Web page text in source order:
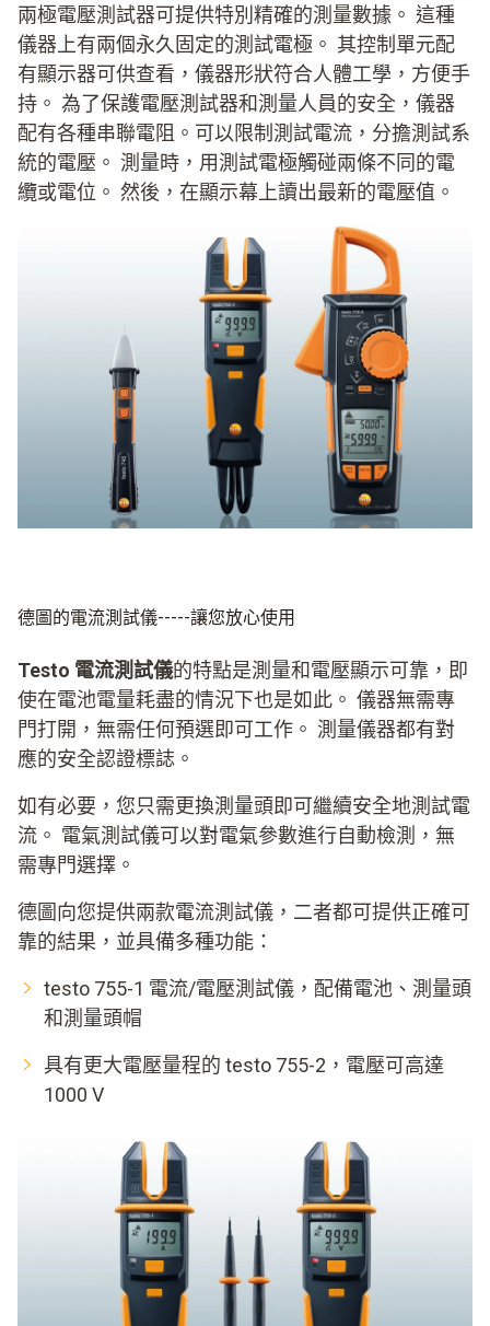
類似于螺絲刀的單極電壓測試儀
雙極相位測試儀，配有兩個連接在一起的測量頭
鉗形表作為非接觸式相位測試儀
兩極電壓測試器可提供特別精確的測量數據。 這種
儀器上有兩個永久固定的測試電極。 其控制單元配
有顯示器可供查看，儀器形狀符合人體工學，方便手
持。 為了保護電壓測試器和測量人員的安全，儀器
配有各種串聯電阻。可以限制測試電流，分擔測試系
統的電壓。 測量時，用測試電極觸碰兩條不同的電
纜或電位。 然後，在顯示幕上讀出最新的電壓值。
德圖的電流測試儀-----讓您放心使用
Testo 電流測試儀的特點是測量和電壓顯示可靠，即
使在電池電量耗盡的情況下也是如此。 儀器無需專
門打開，無需任何預選即可工作。 測量儀器都有對
應的安全認證標誌。
如有必要，您只需更換測量頭即可繼續安全地測試電
流。 電氣測試儀可以對電氣參數進行自動檢測，無
需專門選擇。
德圖向您提供兩款電流測試儀，二者都可提供正確可
靠的結果，並具備多種功能：
testo 755-1 電流/電壓測試儀，配備電池、測量頭
和測量頭帽
具有更大電壓量程的 testo 755-2，電壓可高達
1000 V